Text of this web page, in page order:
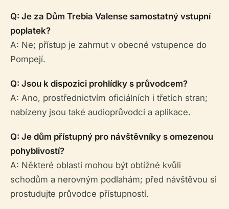
Q: Je za Dům Trebia Valense samostatný vstupní
poplatek?
A: Ne; přístup je zahrnut v obecné vstupence do
Pompejí.
Q: Jsou k dispozici prohlídky s průvodcem?
A: Ano, prostřednictvím oficiálních i třetích stran;
nabízeny jsou také audioprůvodci a aplikace.
Q: Je dům přístupný pro návštěvníky s omezenou
pohyblivostí?
A: Některé oblasti mohou být obtížné kvůli
schodům a nerovným podlahám; před návštěvou si
prostudujte průvodce přístupností.